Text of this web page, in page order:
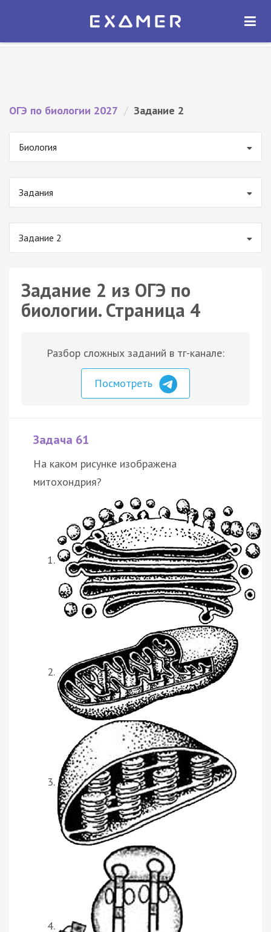
Экзамер — ЕГЭ 2027
ОТКРЫТЬ
ОГЭ по биологии 2027 / Задание 2
Биология
Задания
Задание 2
Задание 2 из ОГЭ по
биологии. Страница 4
Разбор сложных заданий в тг-канале:
Посмотреть
Задача 61
На каком рисунке изображена
митохондрия?